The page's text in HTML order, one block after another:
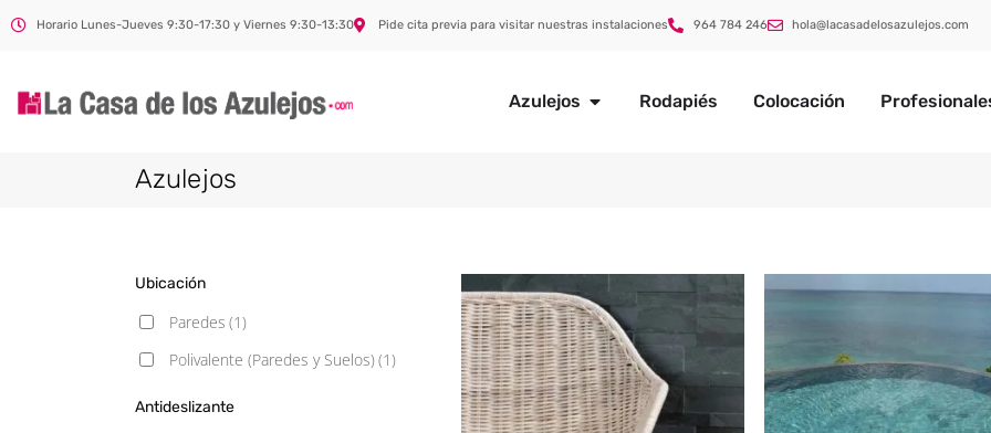
Horario Lunes-Jueves 9:30-17:30 y Viernes 9:30-13:30 Pide cita previa para visitar nuestras instalaciones 964 784 246 hola@lacasadelosazulejos.com
Azulejos Rodapiés Colocación
Azulejos
Ubicación
Paredes (1)
Polivalente (Paredes y Suelos)(1)
Antideslizante